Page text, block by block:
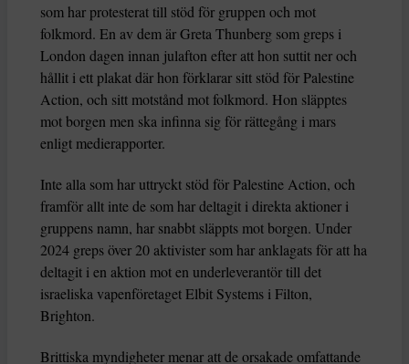
som har protesterat till stöd för gruppen och mot
folkmord. En av dem är Greta Thunberg som greps i
London dagen innan julafton efter att hon suttit ner och
hållit i ett plakat där hon förklarar sitt stöd för Palestine
Action, och sitt motstånd mot folkmord. Hon släpptes
mot borgen men ska infinna sig för rättegång i mars
enligt medierapporter.
Inte alla som har uttryckt stöd för Palestine Action, och
framför allt inte de som har deltagit i direkta aktioner i
gruppens namn, har snabbt släppts mot borgen. Under
2024 greps över 20 aktivister som har anklagats för att ha
deltagit i en aktion mot en underleverantör till det
israeliska vapenföretaget Elbit Systems i Filton,
Brighton.
Brittiska myndigheter menar att de orsakade omfattande